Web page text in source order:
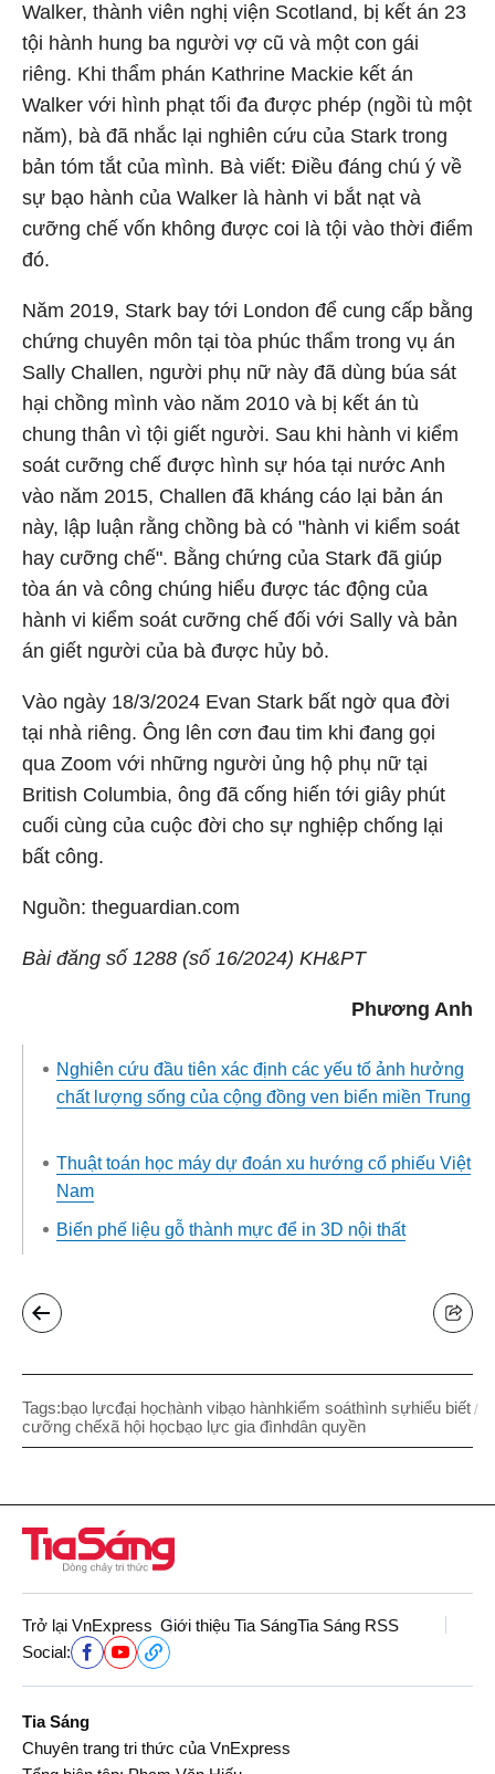
Walker, thành viên nghị viện Scotland, bị kết án 23
tội hành hung ba người vợ cũ và một con gái
riêng. Khi thẩm phán Kathrine Mackie kết án
Walker với hình phạt tối đa được phép (ngồi tù một
năm), bà đã nhắc lại nghiên cứu của Stark trong
bản tóm tắt của mình. Bà viết: Điều đáng chú ý về
sự bạo hành của Walker là hành vi bắt nạt và
cưỡng chế vốn không được coi là tội vào thời điểm
đó.
Năm 2019, Stark bay tới London để cung cấp bằng
chứng chuyên môn tại tòa phúc thẩm trong vụ án
Sally Challen, người phụ nữ này đã dùng búa sát
hại chồng mình vào năm 2010 và bị kết án tù
chung thân vì tội giết người. Sau khi hành vi kiểm
soát cưỡng chế được hình sự hóa tại nước Anh
vào năm 2015, Challen đã kháng cáo lại bản án
này, lập luận rằng chồng bà có "hành vi kiểm soát
hay cưỡng chế". Bằng chứng của Stark đã giúp
tòa án và công chúng hiểu được tác động của
hành vi kiểm soát cưỡng chế đối với Sally và bản
án giết người của bà được hủy bỏ.
Vào ngày 18/3/2024 Evan Stark bất ngờ qua đời
tại nhà riêng. Ông lên cơn đau tim khi đang gọi
qua Zoom với những người ủng hộ phụ nữ tại
British Columbia, ông đã cống hiến tới giây phút
cuối cùng của cuộc đời cho sự nghiệp chống lại
bất công.
Nguồn: theguardian.com
Bài đăng số 1288 (số 16/2024) KH&PT
Phương Anh
Nghiên cứu đầu tiên xác định các yếu tố ảnh hưởng
chất lượng sống của cộng đồng ven biển miền Trung
Thuật toán học máy dự đoán xu hướng cổ phiếu Việt
Nam
Biến phế liệu gỗ thành mực để in 3D nội thất
Tags:bạo lựcđại họchành vibạo hànhkiểm soáthình sựhiểu biết
cưỡng chếxã hội họcbạo lực gia đìnhdân quyền
Trở lại VnExpress Giới thiệu Tia SángTia Sáng RSS
Social:
Tia Sáng
Chuyên trang tri thức của VnExpress